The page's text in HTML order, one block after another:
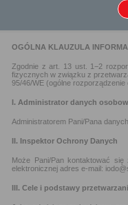
OGÓLNA KLAUZULA
Zgodnie z art. 13 ust. 1−2
fizycznych w związku z
95/46/WE (ogólne
I. Administrator danych
Administratorem Pani/Pana
II. Inspektor Ochrony Danych
Może Pani/Pan kontaktować
elektronicznej adres e-mail:
III. Cele i podstawy